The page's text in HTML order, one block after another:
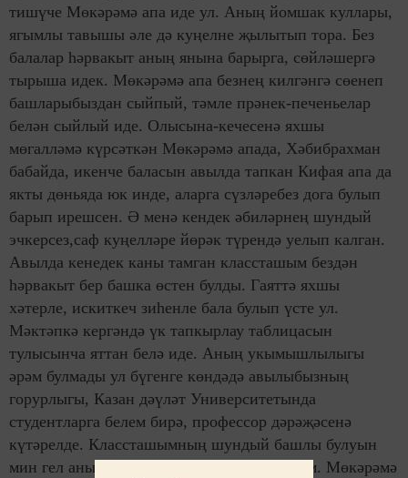
тишүче Мөкәрәмә апа иде ул. Аның йомшак куллары,
ягымлы тавышы әле дә куңелне җылытып тора. Без
балалар һәрвакыт аның янына барырга, сөйләшергә
тырыша идек. Мөкәрәмә апа безнең килгәнгә сөенеп
башларыбыздан сыйпый, тәмле прәнек-печеньелар
белән сыйлый иде. Олысына-кечесенә яхшы
мөгалләмә күрсәткән Мөкәрәмә апада, Хәбибрахман
бабайда, икенче баласын авылда тапкан Кифая апа да
якты дөньяда юк инде, аларга сүзләребез дога булып
барып ирешсен. Ә менә кендек әбиләрнең шундый
эчкерсез,саф куңелләре йөрәк түрендә уелып калган.
Авылда кенедек каны тамган классташым бездән
һәрвакыт бер башка өстен булды. Гаяттә яхшы
хәтерле, искиткеч зиһенле бала булып үсте ул.
Мәктәпкә кергәндә үк тапкырлау таблицасын
тулысынча яттан белә иде. Аның укымышлылыгы
әрәм булмады ул бүгенге көндәдә авылыбызның
горурлыгы, Казан дәүләт Университетында
студентларга белем бирә, профессор дәрәҗәсенә
күтәрелде. Классташымның шундый башлы булуын
мин гел аның авылда тууына бәйли килдем. Мөкәрәмә